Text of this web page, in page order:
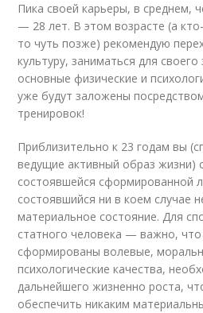
Пика своей карьеры, в среднем,
— 28 лет. В этом возрасте (а
то чуть позже) рекомендую
культуру, заниматься для
основные физические и
уже будут заложены
тренировок!
Приблизительно к 23 годам вы
ведущие активный образ жизни)
состоявшейся сформированной
состоявшийся ни в коем случае
материальное состояние. Для
статного человека — важно, что
сформированы волевые,
психологические качества,
дальнейшего жизненно роста,
обеспечить никаким